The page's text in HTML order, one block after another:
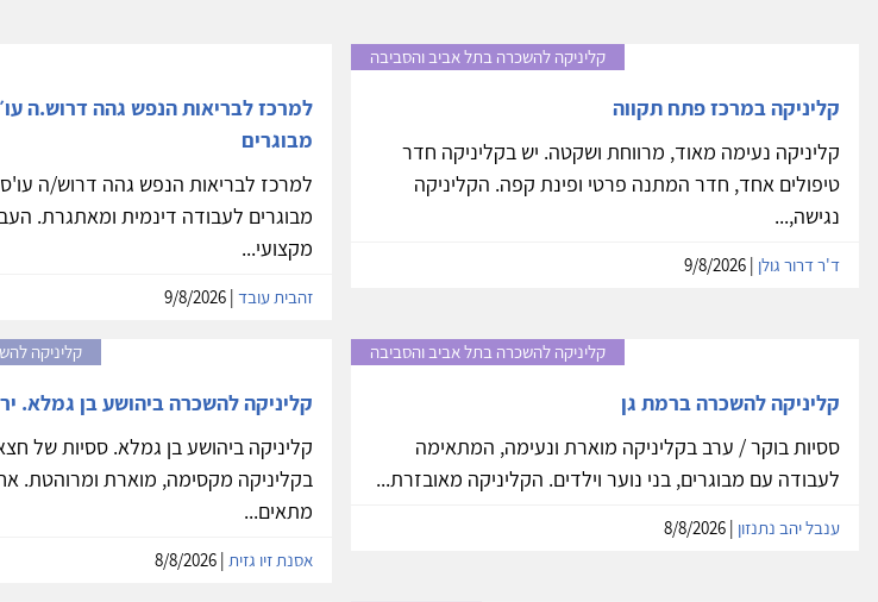
קליניקה להשכרה בתל אביב והסביבה
קליניקה במרכז פתח תקווה
קליניקה נעימה מאוד, מרווחת ושקטה. יש בקליניקה חדר
טיפולים אחד, חדר המתנה פרטי ופינת קפה. הקליניקה
נגישה,...
ד'ר דרור גולן
למרכז לבריאות הנפש גהה דרוש.ה
מבוגרים
למרכז לבריאות הנפש גהה דרוש/ה
מבוגרים לעבודה דינמית ומאתגרת.
מקצועי...
זהבית עובד| 9/8/2026
קליניקה להשכרה בתל אביב והסביבה
קליניקה להשכרה ברמת גן
ססיות בוקר / ערב בקליניקה מוארת ונעימה, המתאימה
לעבודה עם מבוגרים, בני נוער וילדים. הקליניקה מאובזרת...
ענבל יהב נתנזון
קליניקה
קליניקה להשכרה ביהושע בן גמלא.
קליניקה ביהושע בן גמלא. ססיות של
בקליניקה מקסימה, מוארת ומרוהטת.
מתאים...
אסנת זיו גזית| 8/8/2026